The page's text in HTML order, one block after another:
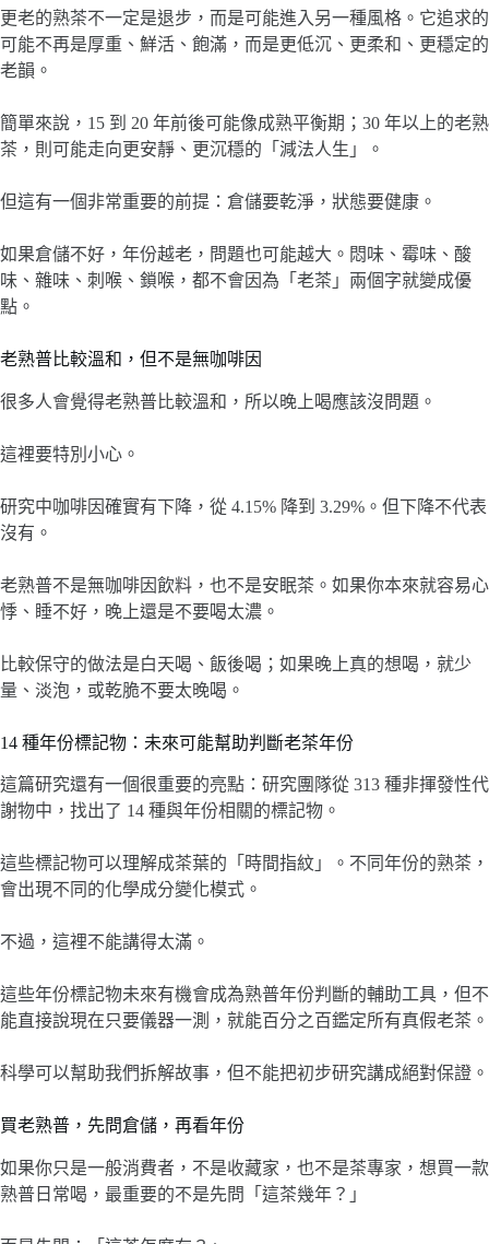
更老的熟茶不一定是退步，而是可能進入另一種風格。它追求的
可能不再是厚重、鮮活、飽滿，而是更低沉、更柔和、更穩定的
老韻。
簡單來說，15 到 20 年前後可能像成熟平衡期；30 年以上的老熟
茶，則可能走向更安靜、更沉穩的「減法人生」。
但這有一個非常重要的前提：倉儲要乾淨，狀態要健康。
如果倉儲不好，年份越老，問題也可能越大。悶味、霉味、酸
味、雜味、刺喉、鎖喉，都不會因為「老茶」兩個字就變成優
點。
老熟普比較溫和，但不是無咖啡因
很多人會覺得老熟普比較溫和，所以晚上喝應該沒問題。
這裡要特別小心。
研究中咖啡因確實有下降，從 4.15% 降到 3.29%。但下降不代表
沒有。
老熟普不是無咖啡因飲料，也不是安眠茶。如果你本來就容易心
悸、睡不好，晚上還是不要喝太濃。
比較保守的做法是白天喝、飯後喝；如果晚上真的想喝，就少
量、淡泡，或乾脆不要太晚喝。
14 種年份標記物：未來可能幫助判斷老茶年份
這篇研究還有一個很重要的亮點：研究團隊從 313 種非揮發性代
謝物中，找出了 14 種與年份相關的標記物。
這些標記物可以理解成茶葉的「時間指紋」。不同年份的熟茶，
會出現不同的化學成分變化模式。
不過，這裡不能講得太滿。
這些年份標記物未來有機會成為熟普年份判斷的輔助工具，但不
能直接說現在只要儀器一測，就能百分之百鑑定所有真假老茶。
科學可以幫助我們拆解故事，但不能把初步研究講成絕對保證。
買老熟普，先問倉儲，再看年份
如果你只是一般消費者，不是收藏家，也不是茶專家，想買一款
熟普日常喝，最重要的不是先問「這茶幾年？」